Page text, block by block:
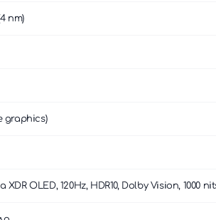
nm)
graphics)
XDR OLED, 120Hz, HDR10, Dolby Vision, 1000